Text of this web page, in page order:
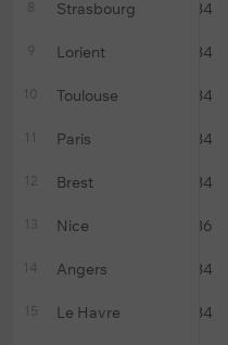
8 Strasbourg 34
9 Lorient 34
10 Toulouse 34
11 Paris 34
12 Brest 34
13 Nice 36
14 Angers 34
15 Le Havre 34